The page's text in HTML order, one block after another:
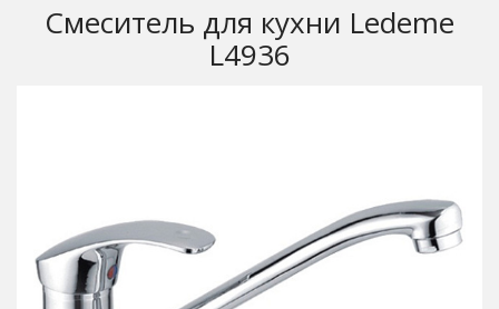
Смеситель для кухни Ledeme
L4936